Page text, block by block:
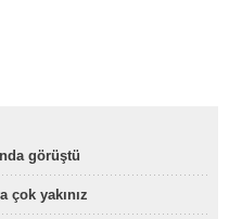
görüştü
çok yakınız